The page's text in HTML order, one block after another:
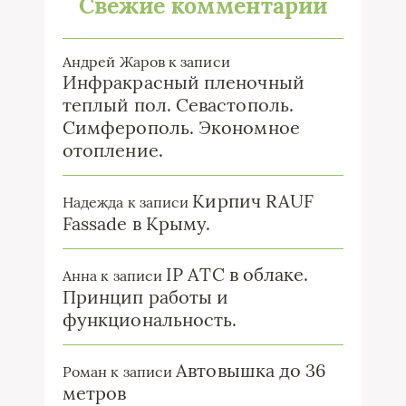
Андрей Жаровк записи
Инфракрасный пленочный
теплый пол. Севастополь.
Симферополь. Экономное
отопление.
Надежда к записи Кирпич RAUF
Fassade в Крыму.
Анна к записи IP ATC в облаке.
Принцип работы и
функциональность.
Роман к записиАвтовышка до 36
метров